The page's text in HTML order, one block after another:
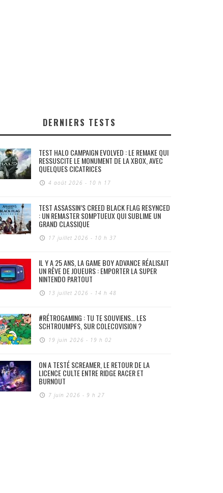
DERNIERS TESTS
TEST HALO CAMPAIGN EVOLVED : LE REMAKE QUI
RESSUSCITE LE MONUMENT DE LA XBOX, AVEC
QUELQUES CICATRICES
4 août 2026 - 10 h 17
TEST ASSASSIN’S CREED BLACK FLAG RESYNCED
: UN REMASTER SOMPTUEUX QUI SUBLIME UN
GRAND CLASSIQUE
17 juillet 2026 - 10 h 37
IL Y A 25 ANS, LA GAME BOY ADVANCE RÉALISAIT
UN RÊVE DE JOUEURS : EMPORTER LA SUPER
NINTENDO PARTOUT
13 juillet 2026 - 14 h 48
#RÉTROGAMING : TU TE SOUVIENS… LES
SCHTROUMPFS, SUR COLECOVISION ?
19 juin 2026 - 19 h 02
ON A TESTÉ SCREAMER, LE RETOUR DE LA
LICENCE CULTE ENTRE RIDGE RACER ET
BURNOUT
7 juin 2026 - 9 h 27